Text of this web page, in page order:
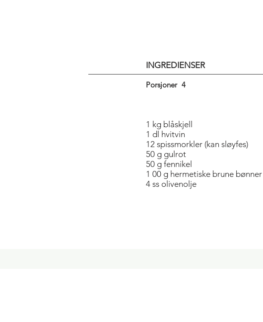
INGREDIENSER
Porsjoner 4
1 kg blåskjell
1 dl hvitvin
12 spissmorkler (kan sløyfes)
50 g gulrot
50 g fennikel
1 00 g hermetiske brune bønner
4 ss olivenolje